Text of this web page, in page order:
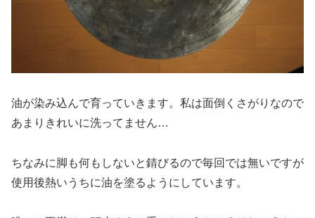
油が染み込んで育っていきます。私は面倒くさがりなので
あまりきれいに洗ってません…
ちなみに脚も何もしないと錆びるので毎回では無いですが
使用後熱いうちに油を塗るようにしています。